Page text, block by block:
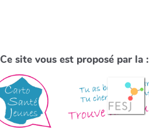
Ce site vous est proposé par la :